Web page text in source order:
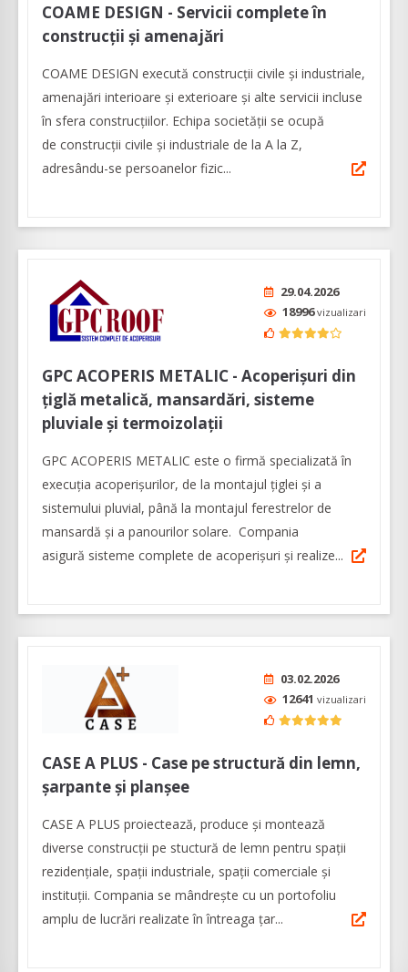
COAME DESIGN - Servicii complete în
construcții și amenajări
COAME DESIGN execută construcții civile și industriale,
amenajări interioare și exterioare și alte servicii incluse
în sfera construcțiilor. Echipa societății se ocupă
de construcții civile și industriale de la A la Z,
adresându-se persoanelor fizic...
29.04.2026
18996vizualizari
GPC ACOPERIS METALIC - Acoperișuri din
țiglă metalică, mansardări, sisteme
pluviale și termoizolații
GPC ACOPERIS METALIC este o firmă specializată în
execuția acoperișurilor, de la montajul țiglei și a
sistemului pluvial, până la montajul ferestrelor de
mansardă și a panourilor solare. Compania
asigură sisteme complete de acoperișuri și realize...
03.02.2026
12641 vizualizari
CASE A PLUS - Case pe structură din lemn,
șarpante și planșee
CASE A PLUS proiectează, produce și montează
diverse construcții pe stuctură de lemn pentru spații
rezidențiale, spații industriale, spații comerciale și
instituții. Compania se mândrește cu un portofoliu
amplu de lucrări realizate în întreaga țar...